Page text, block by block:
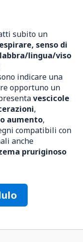
subito un
senso di
lingua/viso
indicare una
opportuno un
vescicole
,
aumento,
compatibili con
anche
pruriginoso